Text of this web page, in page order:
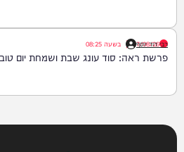
רבי דוד יוסף
07/08/26
| בשעה 08:25
פרשת ראה: סוד עונג שבת ושמחת יום